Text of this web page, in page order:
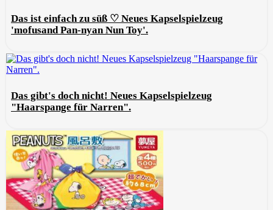
Das ist einfach zu süß ♡ Neues Kapselspielzeug
'mofusand Pan-nyan Nun Toy'.
Das gibt's doch nicht! Neues Kapselspielzeug
"Haarspange für Narren".